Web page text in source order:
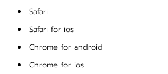
Safari
Safari for ios
Chrome for android
Chrome for ios